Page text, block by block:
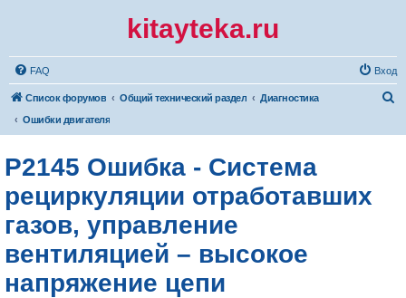
kitayteka.ru
FAQ Вход
Список форумов Общий технический раздел
Диагностика
Ошибки двигателя
P2145 Ошибка - Система
рециркуляции отработавших
газов, управление
вентиляцией – высокое
напряжение цепи